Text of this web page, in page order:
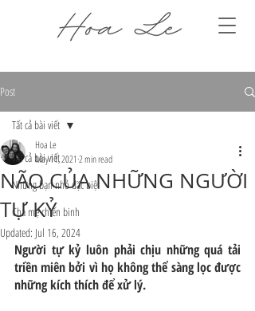
Post
Tất cả bài viết
Những bạn nhỏ đặc biệt
Cha mẹ chiến binh
Tất cả bài viết
NÃO CỦA NHỮNG NGƯỜI
TỰ KỶ
Hoa Le
May 11, 2021 2 min read
Updated: Jul 16, 2024
Người tự kỷ luôn phải chịu những quá tải
triền miên bởi vì họ không thể sàng lọc được
những kích thích để xử lý.